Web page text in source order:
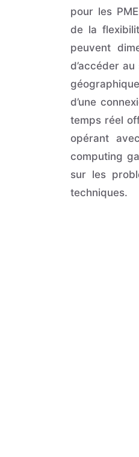
pour les
de la
peuvent
d’accéder
d’une
temps réel
opérant
computing
sur les
techniques.